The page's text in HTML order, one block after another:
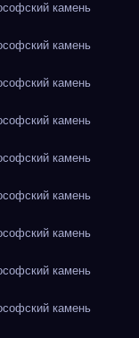
камень
камень
камень
камень
камень
камень
камень
камень
камень